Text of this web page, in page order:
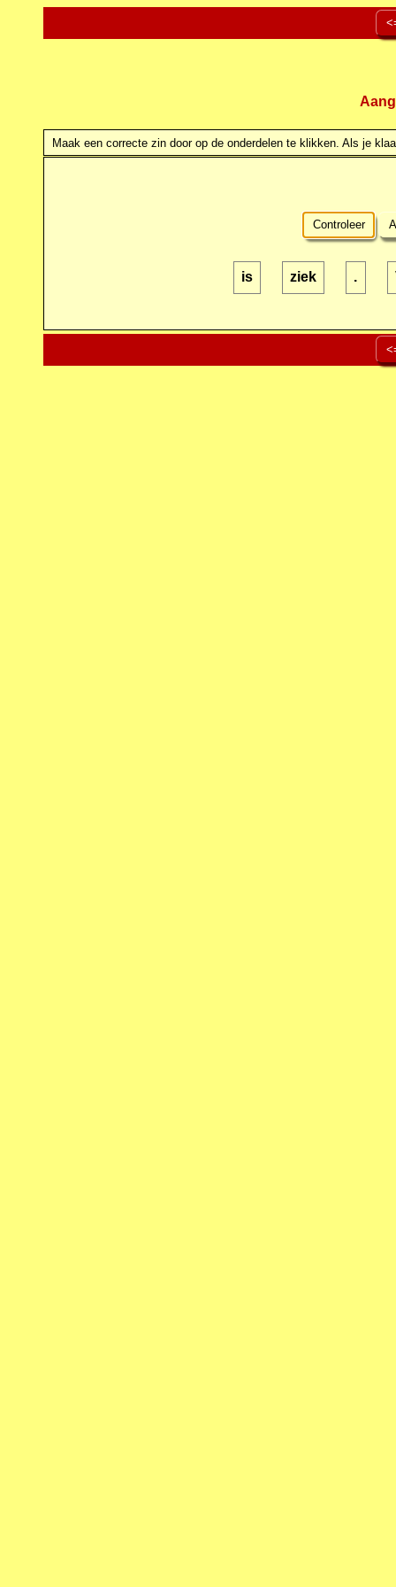
Maak een correcte zin door op de onderdelen te klikken. Als je
Controleer
is ziek .